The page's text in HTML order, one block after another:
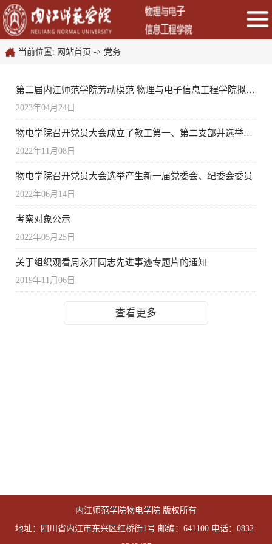
当前位置: 网站首页 -> 党务
第二届内江师范学院劳动模范 物理与电子信息工程学院拟推荐人选公示
2023年04月24日
物电学院召开党员大会成立了教工第一、第二支部并选举产生了各个支部委员会委员
2022年11月08日
物电学院召开党员大会选举产生新一届党委会、纪委会委员
2022年06月14日
考察对象公示
2022年05月25日
关于组织观看周永开同志先进事迹专题片的通知
2019年11月06日
查看更多
内江师范学院物电学院 版权所有
地址：四川省内江市东兴区红桥街1号 邮编：641100 电话：0832-